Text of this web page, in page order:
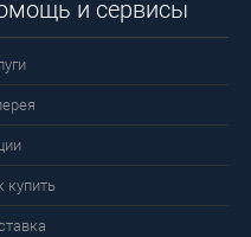
и сервисы
купить